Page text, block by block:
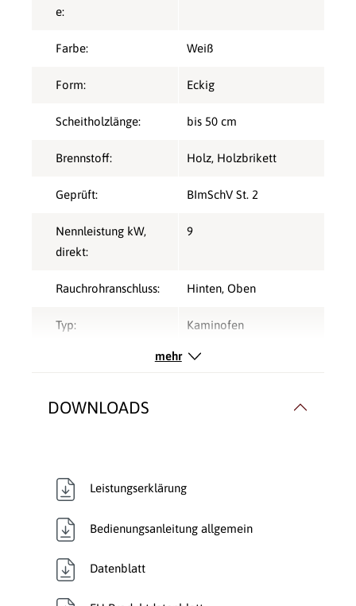
e:
Farbe: Weiß
Form: Eckig
Scheitholzlänge: bis 50 cm
Brennstoff: Holz, Holzbrikett
Geprüft: BImSchV St. 2
Nennleistung kW,
direkt:
9
Rauchrohranschluss: Hinten, Oben
Typ: Kaminofen
Raumluftunabhängig
mehr
DOWNLOADS
Leistungserklärung
Bedienungsanleitung allgemein
Datenblatt